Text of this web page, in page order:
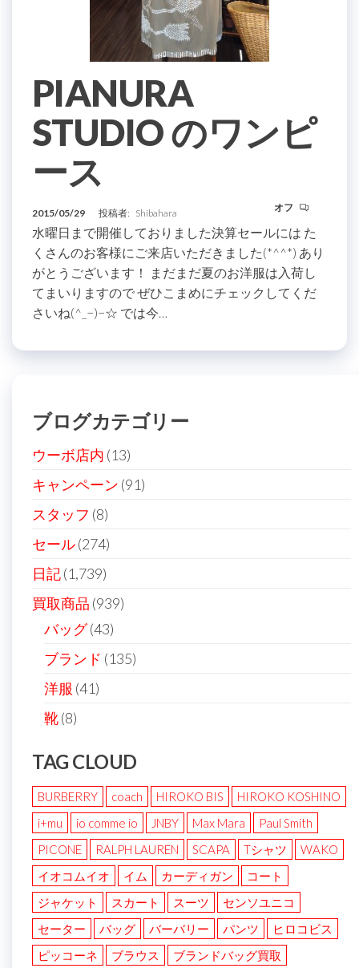
PIANURA
STUDIO のワンピ
ース
2015/05/29 投稿者: Shibahara オフ
水曜日まで開催しておりました決算セールには た
くさんのお客様にご来店いただきました(*^^*) あり
がとうございます！ まだまだ夏のお洋服は入荷し
てまいりますので ぜひこまめにチェックしてくだ
さいね(^_−)−☆ では今…
ブログカテゴリー
ウーボ店内 (13)
キャンペーン (91)
スタッフ (8)
セール(274)
日記(1,739)
買取商品 (939)
バッグ(43)
ブランド (135)
洋服 (41)
靴(8)
TAG CLOUD
BURBERRY coach HIROKO BIS
HIROKO KOSHINO
i+mu
io comme io JNBY Max Mara
Paul Smith
PICONE
RALPH LAUREN SCAPA Tシャツ
WAKO
イオコムイオ
イム カーディガン
コート
ジャケット
スカート スーツ
センソユニコ
セーター
バッグ バーバリー パンツ
ヒロコビス
ピッコーネ
ブラウス ブランドバッグ買取